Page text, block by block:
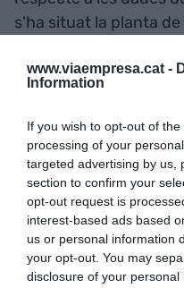
www.viaempresa.cat -
Information
If you wish to opt-out of
processing of your
targeted advertising by us,
section to confirm your
opt-out request is
interest-based ads based
us or personal information
your opt-out. You may
disclosure of your
s'ha situat la planta
pujada.
Deixant enrere la
s'hi troben els centres
Valladolid, amb més
237.000 unitats
els centres de la
han fabricat prop de
més d'un 3% menys.